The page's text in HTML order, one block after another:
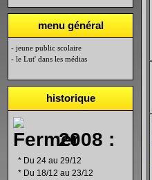
menu général
- jeune public scolaire
- le Lut' dans les médias
historique
2008 :
* Du 24 au 29/12
* Du 18/12 au 23/12